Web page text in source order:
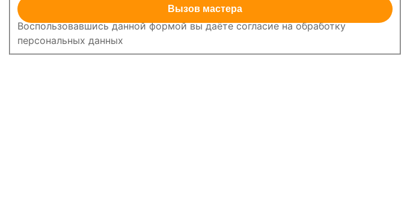
Вызов мастера
Воспользовавшись данной формой вы даёте согласие на обработку
персональных данных